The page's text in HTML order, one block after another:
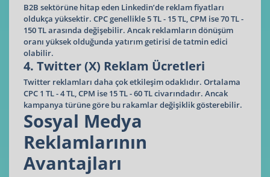
B2B sektörüne hitap eden Linkedin’de reklam fiyatları
oldukça yüksektir. CPC genellikle 5 TL - 15 TL, CPM ise 70 TL -
150 TL arasında değişebilir. Ancak reklamların dönüşüm
oranı yüksek olduğunda yatırım getirisi de tatmin edici
olabilir.
4. Twitter (X) Reklam Ücretleri
Twitter reklamları daha çok etkileşim odaklıdır. Ortalama
CPC 1 TL - 4 TL, CPM ise 15 TL - 60 TL civarındadır. Ancak
kampanya türüne göre bu rakamlar değişiklik gösterebilir.
Sosyal Medya
Reklamlarının
Avantajları